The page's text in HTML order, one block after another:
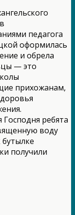
педагога
оформилась
и обрела
— это
прихожанам,
ребята
воду
получили